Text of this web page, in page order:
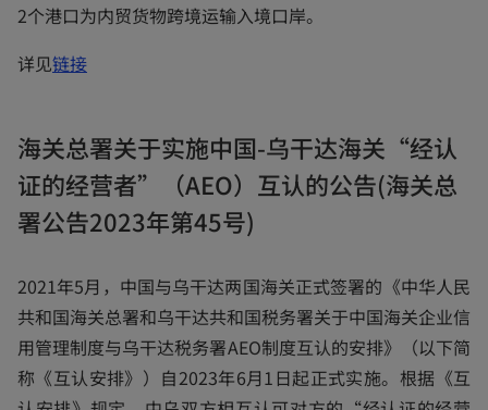
2个港口为内贸货物跨境运输入境口岸。
详见链接o
n
s
i
a
n
e
w
t
海关总署关于实施中国-乌干达海关“经认
证的经营者”（AEO）互认的公告(海关总
署公告2023年第45号)
2021年5月，中国与乌干达两国海关正式签署的《中华人民
共和国海关总署和乌干达共和国税务署关于中国海关企业信
用管理制度与乌干达税务署AEO制度互认的安排》（以下简
称《互认安排》）自2023年6月1日起正式实施。根据《互